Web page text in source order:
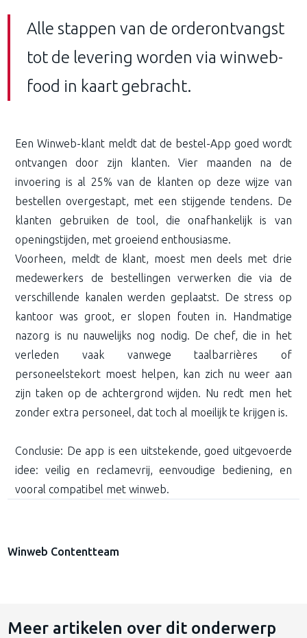
Alle stappen van de orderontvangst
tot de levering worden via winweb-
food in kaart gebracht.
Een Winweb-klant meldt dat de bestel-App goed wordt
ontvangen door zijn klanten. Vier maanden na de
invoering is al 25% van de klanten op deze wijze van
bestellen overgestapt, met een stijgende tendens. De
klanten gebruiken de tool, die onafhankelijk is van
openingstijden, met groeiend enthousiasme.
Voorheen, meldt de klant, moest men deels met drie
medewerkers de bestellingen verwerken die via de
verschillende kanalen werden geplaatst. De stress op
kantoor was groot, er slopen fouten in. Handmatige
nazorg is nu nauwelijks nog nodig. De chef, die in het
verleden vaak vanwege taalbarrières of
personeelstekort moest helpen, kan zich nu weer aan
zijn taken op de achtergrond wijden. Nu redt men het
zonder extra personeel, dat toch al moeilijk te krijgen is.
Conclusie: De app is een uitstekende, goed uitgevoerde
idee: veilig en reclamevrij, eenvoudige bediening, en
vooral compatibel met winweb.
Winweb Contentteam
Meer artikelen over dit onderwerp